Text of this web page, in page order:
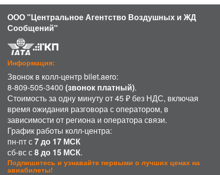
ООО "Центральное Агентство Воздушных и ЖД
Сообщений"
Информация:
Звонок в колл-центр bilet.aero:
8-809-505-3400 (звонок платный).
Стоимость за одну минуту от 45 ₽ без НДС, включая
время ожидания разговора с оператором, в
зависимости от региона и оператора связи.
График работы колл-центра:
пн-пт с7 до 17 МСК
сб-вс с8 до 15 МСК.
Подпишитесь и узнавайте первыми о лучших ценах на
авиабилеты!